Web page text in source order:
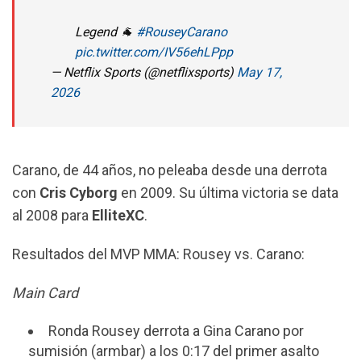
Legend 🐐 #RouseyCarano
pic.twitter.com/IV56ehLPpp
— Netflix Sports (@netflixsports) May 17,
2026
Carano, de 44 años, no peleaba desde una derrota
con Cris Cyborg en 2009. Su última victoria se data
al 2008 para ElliteXC.
Resultados del MVP MMA: Rousey vs. Carano:
Main Card
Ronda Rousey derrota a Gina Carano por
sumisión (armbar) a los 0:17 del primer asalto